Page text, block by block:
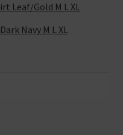
Leaf/Gold M L XL
Navy M L XL